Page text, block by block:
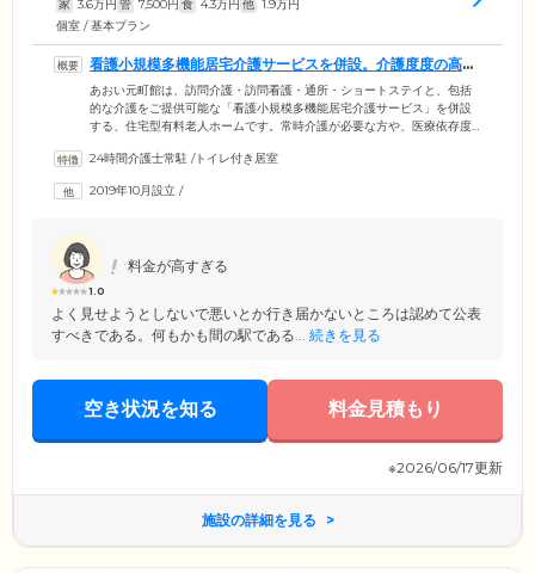
家 3.6万円 管 7,500円 食 4.3万円 他 1.9万円
個室 / 基本プラン
看護小規模多機能居宅介護サービスを併設。介護度度の高い
方も入居可能です
あおい元町館は、訪問介護・訪問看護・通所・ショートステイと、包括
的な介護をご提供可能な「看護小規模多機能居宅介護サービス」を併設
する、住宅型有料老人ホームです。常時介護が必要な方や、医療依存度
に基づき、入浴や食事、排せつの介助を行う身体介護をはじめ、掃除や
的ケアを担当いたします。また医療体制については、提携医療機関によ
24時間介護士常駐 /トイレ付き居室
2019年10月設立 /
1.0
料金が高すぎる
よく見せようとしないで悪いとか行き届かないところは認めて公表
すべきである。何もかも間の駅である... 続きを見る
空き状況を知る 料金見積もり
※2026/06/17更新
施設の詳細を見る